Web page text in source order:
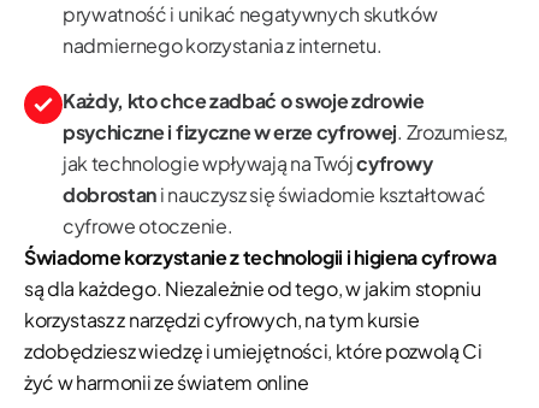
prywatność i unikać negatywnych skutków
nadmiernego korzystania z internetu.
Każdy, kto chce zadbać o swoje zdrowie
psychiczne i fizyczne w erze cyfrowej. Zrozumiesz,
jak technologie wpływają na Twójcyfrowy
dobrostani nauczysz się świadomie kształtować
cyfrowe otoczenie.
Świadome korzystanie z technologii i higiena cyfrowa
są dla każdego. Niezależnie od tego, w jakim stopniu
korzystasz z narzędzi cyfrowych, na tym kursie
zdobędziesz wiedzę i umiejętności, które pozwolą Ci
żyć w harmonii ze światem online